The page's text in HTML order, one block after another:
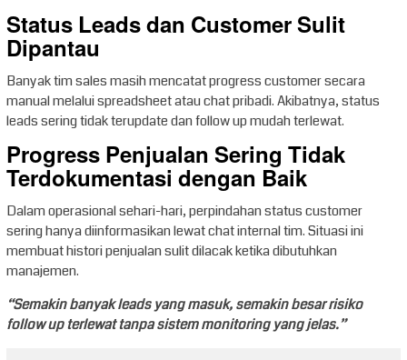
Status Leads dan Customer Sulit
Dipantau
Banyak tim sales masih mencatat progress customer secara
manual melalui spreadsheet atau chat pribadi. Akibatnya, status
leads sering tidak terupdate dan follow up mudah terlewat.
Progress Penjualan Sering Tidak
Terdokumentasi dengan Baik
Dalam operasional sehari-hari, perpindahan status customer
sering hanya diinformasikan lewat chat internal tim. Situasi ini
membuat histori penjualan sulit dilacak ketika dibutuhkan
manajemen.
“Semakin banyak leads yang masuk, semakin besar risiko
follow up terlewat tanpa sistem monitoring yang jelas.”